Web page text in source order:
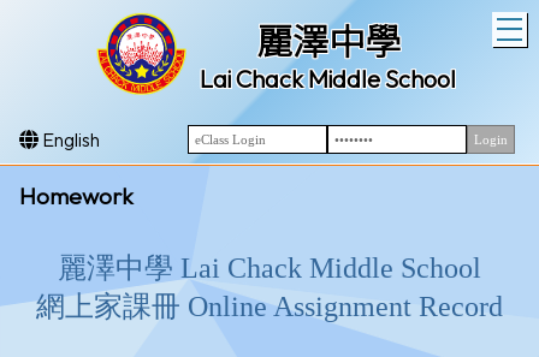
麗澤中學
Lai Chack Middle School
English
Homework